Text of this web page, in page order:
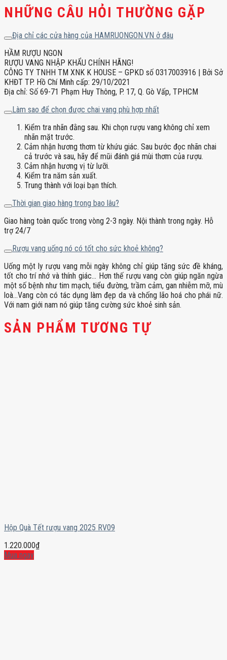
NHỮNG CÂU HỎI THƯỜNG GẶP
Địa chỉ các cửa hàng của HAMRUONGON.VN ở đâu
HẦM RƯỢU NGON
RƯỢU VANG NHẬP KHẨU CHÍNH HÃNG!
CÔNG TY TNHH TM XNK K HOUSE – GPKD số 0317003916 | Bởi Sở
KHĐT TP. Hồ Chí Minh cấp: 29/10/2021
Địa chỉ: Số 69-71 Phạm Huy Thông, P. 17, Q. Gò Vấp, TPHCM
Làm sao để chọn được chai vang phù hợp nhất
Kiểm tra nhãn đằng sau. Khi chọn rượu vang không chỉ xem
nhãn mặt trước.
Cảm nhận hương thơm từ khứu giác. Sau bước đọc nhãn chai
cả trước và sau, hãy để mũi đánh giá mùi thơm của rượu.
Cảm nhận hương vị từ lưỡi.
Kiểm tra năm sản xuất.
Trung thành với loại bạn thích.
Thời gian giao hàng trong bao lâu?
Giao hàng toàn quốc trong vòng 2-3 ngày. Nội thành trong ngày. Hỗ
trợ 24/7
Rượu vang uống nó có tốt cho sức khoẻ không?
Uống một ly rượu vang mỗi ngày không chỉ giúp tăng sức đề kháng,
tốt cho trí nhớ và thính giác… Hơn thế rượu vang còn giúp ngăn ngừa
một số bệnh như tim mạch, tiểu đường, trầm cảm, gan nhiễm mỡ, mù
loà…Vang còn có tác dụng làm đẹp da và chống lão hoá cho phái nữ.
Với nam giới nam nó giúp tăng cường sức khoẻ sinh sản.
SẢN PHẨM TƯƠNG TỰ
Hộp Quà Tết rượu vang 2025 RV09
1.220.000₫
Mua ngay